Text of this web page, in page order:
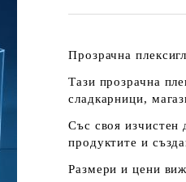
Прозрачна
Тази прозрачна
сладкарници,
Със своя изчистен
продуктите и
Размери и цени